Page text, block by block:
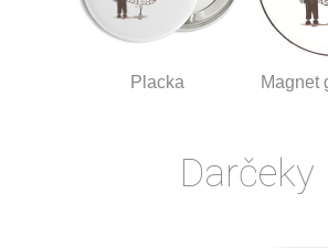
Placka Magnet
Darčeky